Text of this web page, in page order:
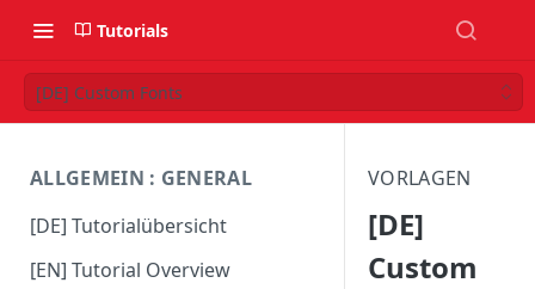
Tutorials
[DE] Custom Fonts
ALLGEMEIN : GENERAL
[DE] Tutorialübersicht
[EN] Tutorial Overview
VORLAGEN
[DE]
Custom